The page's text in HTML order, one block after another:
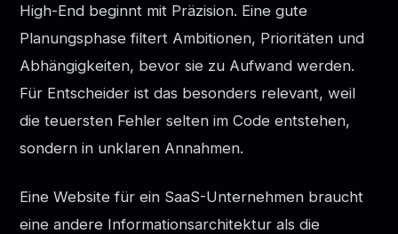
High-End beginnt mit Präzision. Eine gute
Planungsphase filtert Ambitionen, Prioritäten und
Abhängigkeiten, bevor sie zu Aufwand werden.
Für Entscheider ist das besonders relevant, weil
die teuersten Fehler selten im Code entstehen,
sondern in unklaren Annahmen.
Eine Website für ein SaaS-Unternehmen braucht
eine andere Informationsarchitektur als die